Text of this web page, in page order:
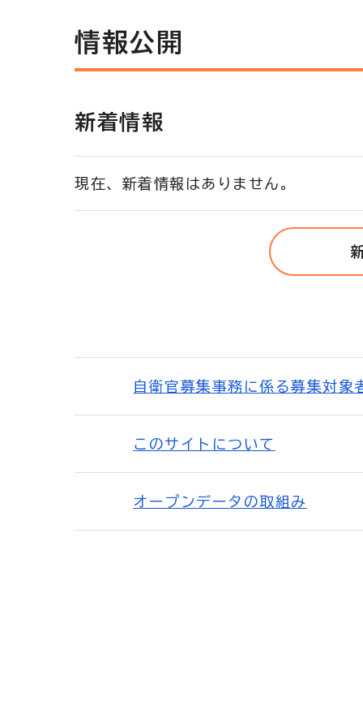
情報公開
新着情報
現在、新着情報はありません。
自衛官募集事務に係る募集対象
このサイトについて
オープンデータの取組み